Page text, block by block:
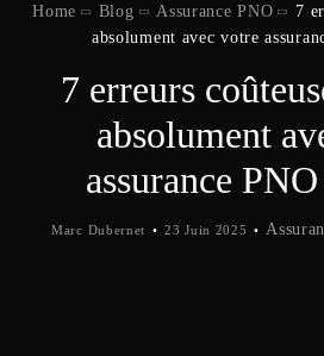
Home Blog Assurance PNO
7
absolument avec votre
7 erreurs
absolument
assurance
Marc Dubernet 23 Juin 2025